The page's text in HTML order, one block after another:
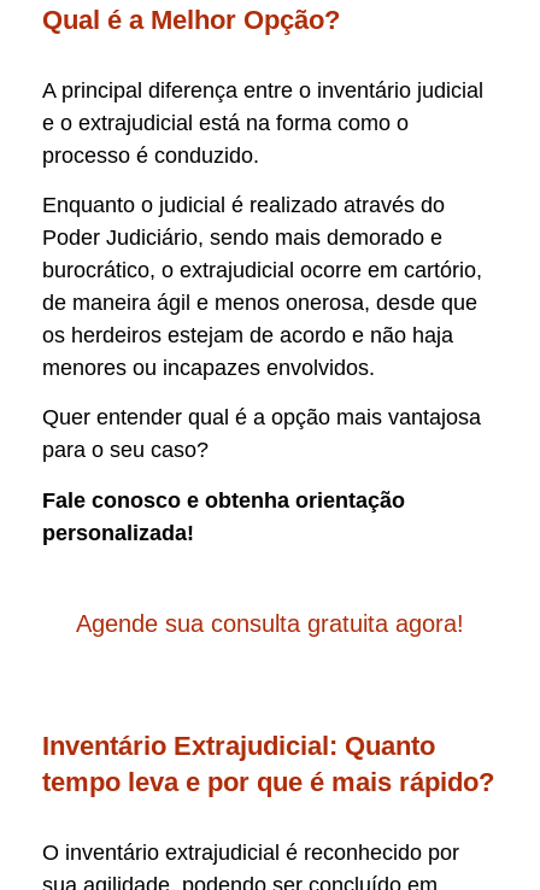
Qual é a Melhor Opção?
A principal diferença entre o inventário judicial
e o extrajudicial está na forma como o
processo é conduzido.
Enquanto o judicial é realizado através do
Poder Judiciário, sendo mais demorado e
burocrático, o extrajudicial ocorre em cartório,
de maneira ágil e menos onerosa, desde que
os herdeiros estejam de acordo e não haja
menores ou incapazes envolvidos.
Quer entender qual é a opção mais vantajosa
para o seu caso?
Fale conosco e obtenha orientação
personalizada!
Agende sua consulta gratuita agora!
Inventário Extrajudicial: Quanto
tempo leva e por que é mais rápido?
O inventário extrajudicial é reconhecido por